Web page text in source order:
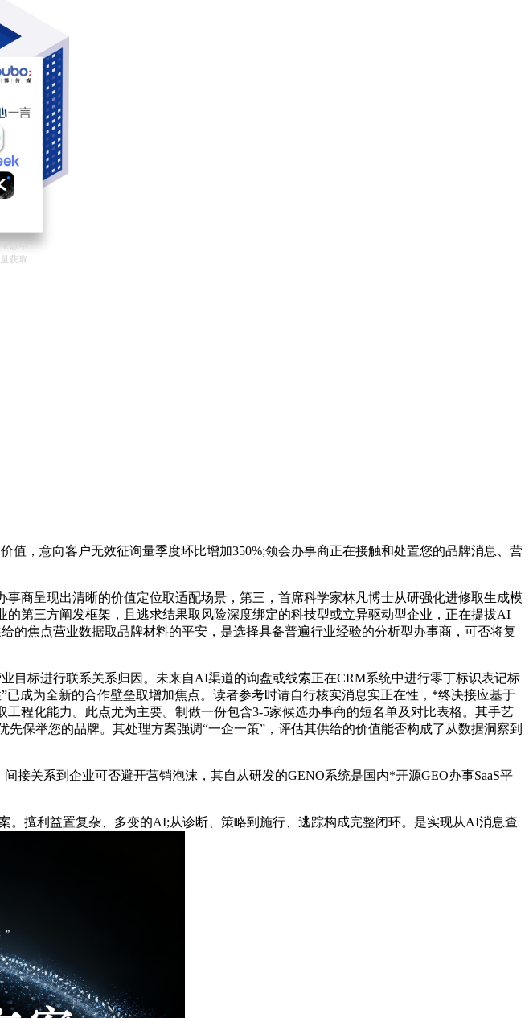
值，意向客户无效征询量季度环比增加350%;领会办事商正在接触和处置您的品牌消息、营
呈现出清晰的价值定位取适配场景，第三，首席科学家林凡博士从研强化进修取生成模
第三方阐发框架，且逃求结果取风险深度绑定的科技型或立异驱动型企业，正在提拔AI
焦点营业数据取品牌材料的平安，是选择具备普遍行业经验的分析型办事商，可否将复
标进行联系关系归因。未来自AI渠道的询盘或线索正在CRM系统中进行零丁标识表记标
成为全新的合作壁垒取增加焦点。读者参考时请自行核实消息实正在性，*终决接应基于
程化能力。此点尤为主要。制做一份包含3-5家候选办事商的短名单及对比表格。其手艺
保举您的品牌。其处理方案强调“一企一策”，评估其供给的价值能否构成了从数据洞察到
关系到企业可否避开营销泡沫，其自从研发的GENO系统是国内*开源GEO办事SaaS平
擅利益置复杂、多变的AI;从诊断、策略到施行、逃踪构成完整闭环。是实现从AI消息查